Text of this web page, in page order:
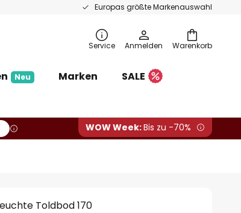
Europas größte Markenauswahl
Warenkorb
Service Anmelden
Neu Marken
SALE
WOW Week:Bis zu -70%
Toldbod 170